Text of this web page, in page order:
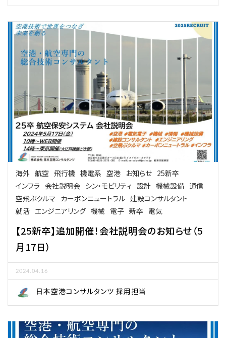
海外 航空 飛行機 機電系 空港 お知らせ 25新卒
インフラ 会社説明会 シン・モビリティ 設計 機械設備 通信
空飛ぶクルマ カーボンニュートラル 建設コンサルタント
就活 エンジニアリング 機械 電子 新卒 電気
【25新卒】追加開催！会社説明会のお知らせ（5
月17日）
2024.04.16
日本空港コンサルタンツ 採用担当